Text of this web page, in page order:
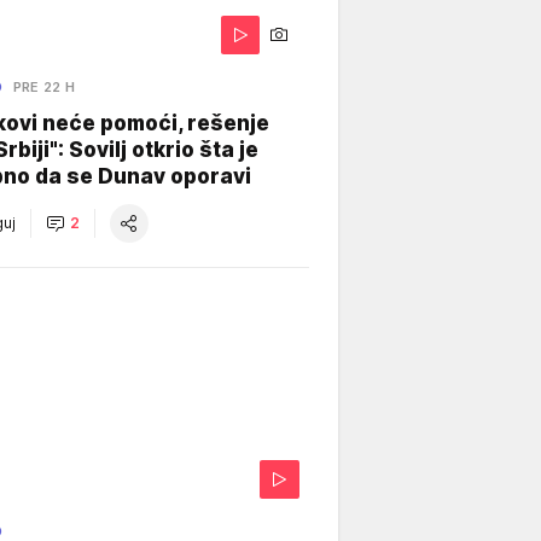
PRE 22 H
neće pomoći, rešenje
Sovilj otkrio šta je
da se Dunav oporavi
2